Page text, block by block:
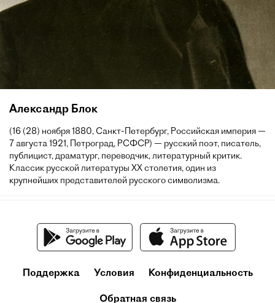
Александр Блок
(16 (28) ноября 1880, Санкт-Петербург, Российская империя —
7 августа 1921, Петроград, РСФСР) — русский поэт, писатель,
публицист, драматург, переводчик, литературный критик.
Классик русской литературы XX столетия, один из
крупнейших представителей русского символизма.
Поддержка Условия Конфиденциальность
Обратная связь